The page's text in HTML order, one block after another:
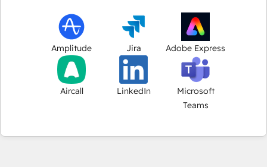
Amplitude Jira Adobe Express
Aircall LinkedIn
Microsoft
Teams